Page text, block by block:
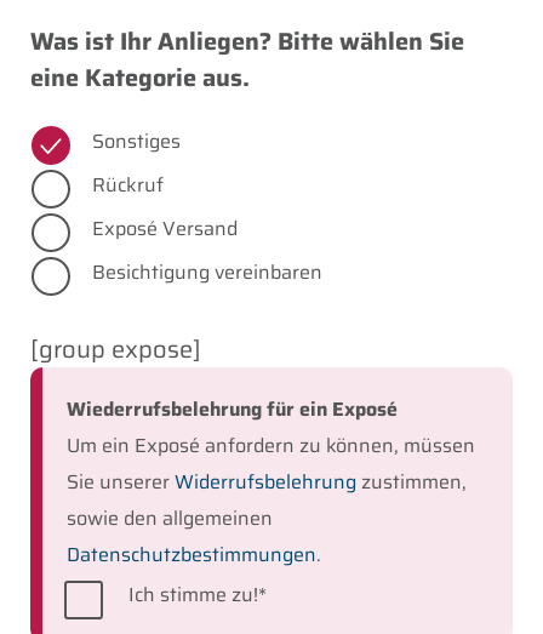
Was ist Ihr Anliegen? Bitte wählen Sie
eine Kategorie aus.
Sonstiges
Rückruf
Exposé Versand
Besichtigung vereinbaren
[group expose]
Wiederrufsbelehrung für ein Exposé
Um ein Exposé anfordern zu können, müssen
Sie unsererWiderrufsbelehrung zustimmen,
sowie den allgemeinen
Datenschutzbestimmungen.
WiderrufIch stimme zu!*